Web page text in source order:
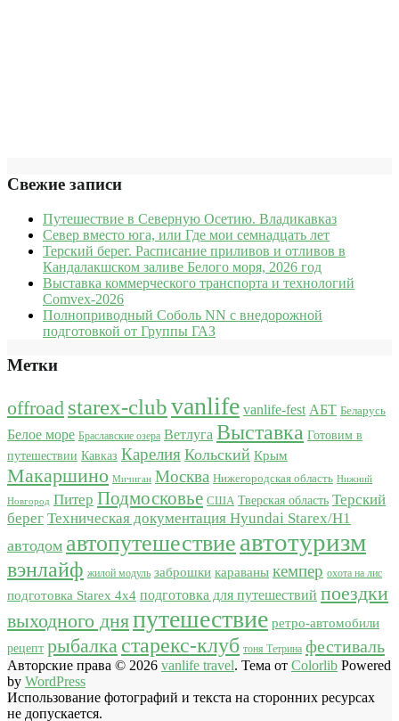
Свежие записи
Путешествие в Северную Осетию. Владикавказ
Север вместо юга, или Где мои семнадцать лет
Терский берег. Расписание приливов и отливов в
Кандалакшском заливе Белого моря, 2026 год
Выставка коммерческого транспорта и технологий
Comvex-2026
Полноприводный Соболь NN с внедорожной
подготовкой от Группы ГАЗ
Метки
offroad starex-clubvanlife vanlife-fest АБТ Беларусь
Белое море Браславские озера Ветлуга Выставка Готовим в
путешествии Кавказ Карелия Кольский Крым
Макаршино Мичиган Москва Нижегородская область Нижний
Новгород Питер Подмосковье США Тверская область Терский
берег Техническая документация Hyundai Starex/H1
автодом автопутешествие автотуризм
вэнлайф жилой модуль заброшки караваны кемпер охота на лис
подготовка Starex 4x4 подготовка для путешествий поездки
выходного дняпутешествие ретро-автомобили
рецепт рыбалка старекс-клуб тоня Тетрина фестиваль
Авторские права © 2026 vanlife travel. Тема от Colorlib Powered
by WordPress
Использование фотографий и текста на сторонних ресурсах
не допускается.